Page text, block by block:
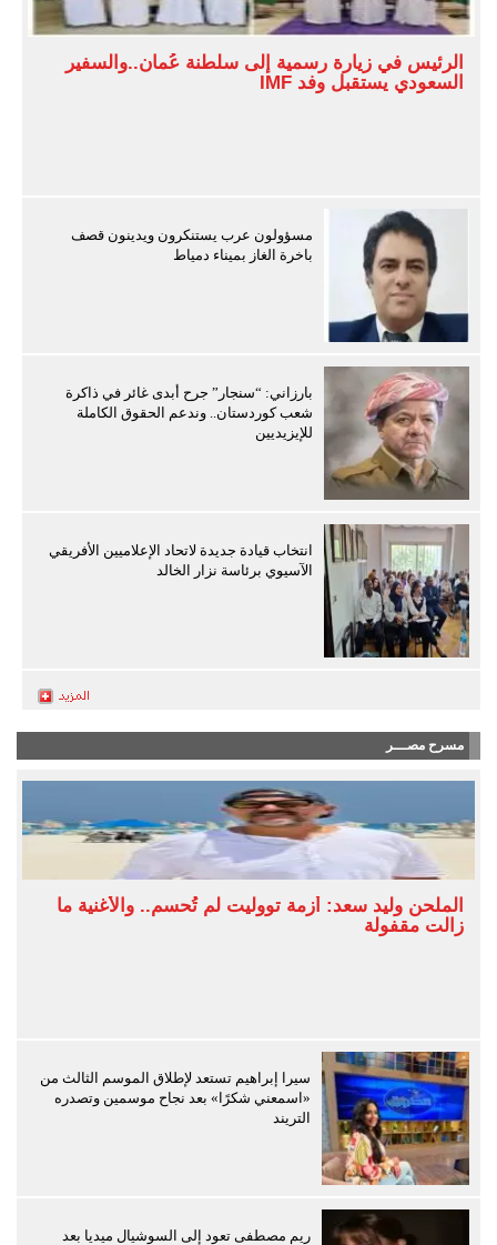
الرئيس في زيارة رسمية إلى سلطنة عُمان..والسفير
السعودي يستقبل وفد IMF
مسؤولون عرب يستنكرون ويدينون قصف
باخرة الغاز بميناء دمياط
بارزاني: “سنجار” جرح أبدى غائر في ذاكرة
شعب كوردستان.. وندعم الحقوق الكاملة
للإيزيديين
انتخاب قيادة جديدة لاتحاد الإعلاميين الأفريقي
الآسيوي برئاسة نزار الخالد
مسرح مصـــر
الملحن وليد سعد: أزمة تووليت لم تُحسم.. والأغنية ما
زالت مقفولة
سيرا إبراهيم تستعد لإطلاق الموسم الثالث من
«اسمعني شكرًا» بعد نجاح موسمين وتصدره
التريند
ريم مصطفى تعود إلى السوشيال ميديا بعد